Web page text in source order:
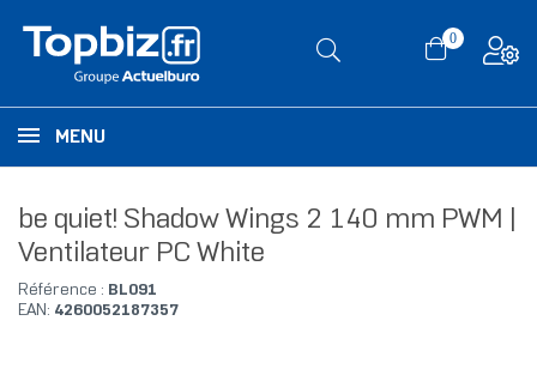
0
MENU
be quiet! Shadow Wings 2 140 mm PWM |
Ventilateur PC White
Référence : BL091
EAN: 4260052187357